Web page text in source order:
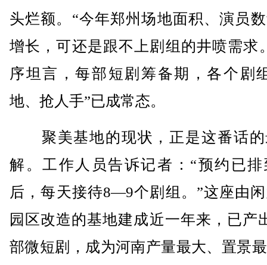
头烂额。“今年郑州场地面积、演员
增长，可还是跟不上剧组的井喷需求
序坦言，每部短剧筹备期，各个剧
地、抢人手”已成常态。
聚美基地的现状，正是这番话的
解。工作人员告诉记者：“预约已排
后，每天接待8—9个剧组。”这座由
园区改造的基地建成近一年来，已产
部微短剧，成为河南产量最大、置景